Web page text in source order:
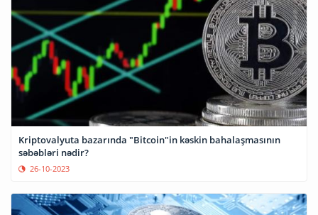
Kriptovalyuta bazarında "Bitcoin"in kəskin bahalaşmasının
səbəbləri nədir?
26-10-2023